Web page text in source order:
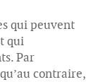
qui peuvent
qui
Par
contraire,